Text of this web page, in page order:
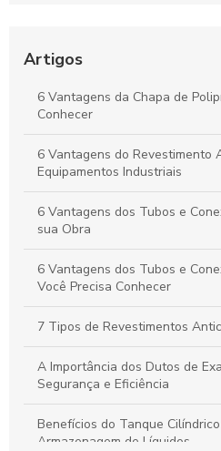
Fluidos e Relevância Industrial
Dutos de Polipropileno:
Indispensáveis
Duto de Polipropileno:
e de Alto Desempenho
Artigos
6 Vantagens da Chapa de
Conhecer
6 Vantagens do Revestimento
Equipamentos Industriais
6 Vantagens dos Tubos e
sua Obra
6 Vantagens dos Tubos e
Você Precisa Conhecer
7 Tipos de Revestimentos
A Importância dos Dutos de
Segurança e Eficiência
Benefícios do Tanque
Armazenagem de Líquidos